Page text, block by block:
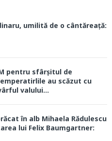
umilită de o cântăreață:
pentru sfârșitul de
au scăzut cu
valului...
în alb Mihaela Rădulescu
lui Felix Baumgartner: